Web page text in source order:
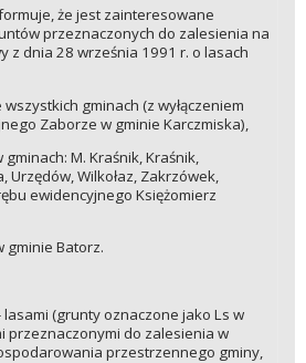
że jest zainteresowane
przeznaczonych do zalesienia na
z dnia 28 września 1991 r. o lasach
gminach (z wyłączeniem
Zaborze w gminie Karczmiska),
M. Kraśnik, Kraśnik,
Urzędów, Wilkołaz, Zakrzówek,
ewidencyjnego Księżomierz
gminie Batorz.
(grunty oznaczone jako Ls w
przeznaczonymi do zalesienia w
przestrzennego gminy,